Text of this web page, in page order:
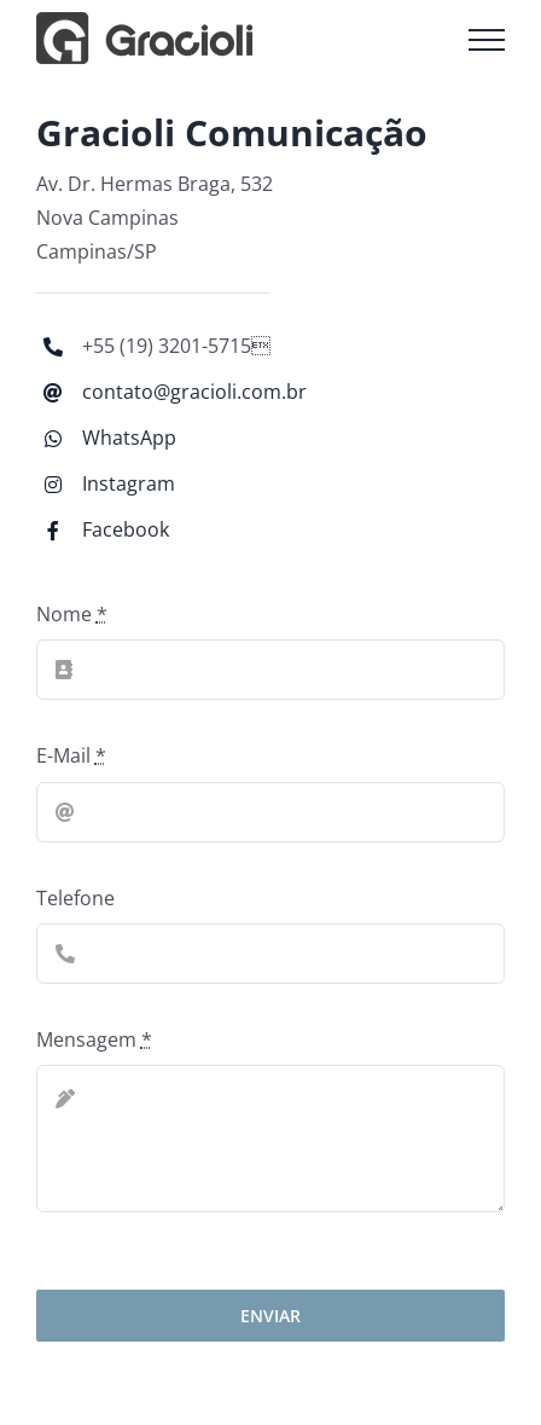
conteúdoGracioli Comunicação
Av. Dr. Hermas Braga, 532
Nova Campinas
Campinas/SP
+55 (19) 3201-5715
contato@gracioli.com.br
WhatsApp
Instagram
Facebook
Nome*
E-Mail *
Telefone
Mensagem *
ENVIAR